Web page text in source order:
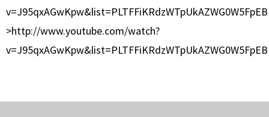
>http://www.youtube.com/watch?